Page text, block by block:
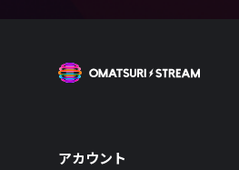
アカウント